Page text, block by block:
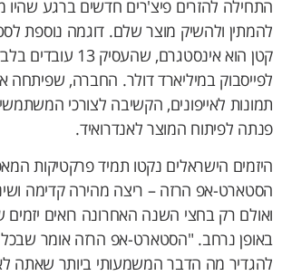
התחילה להזרים פיצ'רים חדשים ברגע שהיו
להמתין ולהשיק מוצר שלם. דוגמה נוספת
קטן הוא אינסטגרם,
לפייסבוק במיליארד דולר. החברה, שפיתחה
תמונות לאייפונים, הקשיבה לצורכי
פנתה לפיתוח המוצר לאנדרואיד.
היזמים הישראלים נקטו תמיד פרקטיקות
הסטארט-אפ הרזה – ריצה מהירה קדימה
ואולם רק בחצי השנה האחרונה רואים
באופן נרחב. "הסטארט-אפ הרזה אומר
להגדיר מה הדבר המשמעותי ביותר שאתה